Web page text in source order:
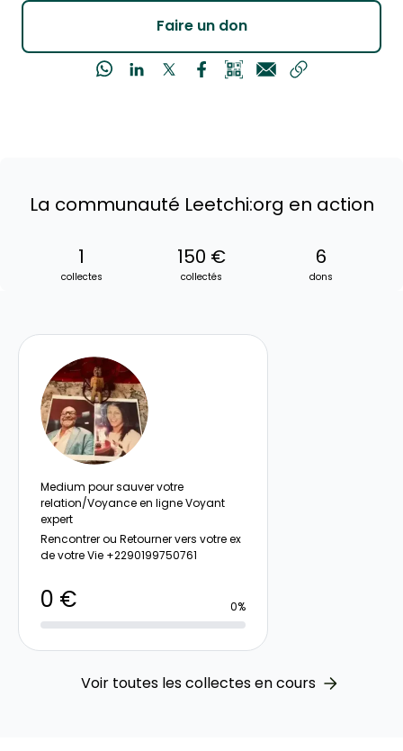
Faire un don
La communauté Leetchi:org en action
1
collectes
150 €
collectés
6
dons
Medium pour sauver votre
relation/Voyance en ligne Voyant
expert
Rencontrer ou Retourner vers votre ex
de votre Vie +2290199750761
0 € 0%
Voir toutes les collectes en cours